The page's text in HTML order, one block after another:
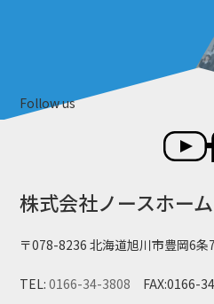
Follow us
株式会社ノースホーム
〒078-8236 北海道旭川市豊岡6条
TEL:0166-34-3808 FAX:0166-